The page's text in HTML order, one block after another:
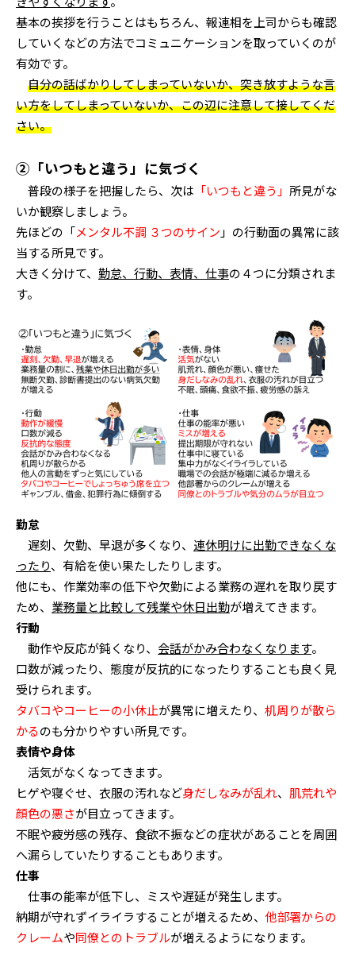
基本の挨拶を行うことはもちろん、報連相を上司からも確認
していくなどの方法でコミュニケーションを取っていくのが
有効です。
自分の話ばかりしてしまっていないか、突き放すような言
い方をしてしまっていないか、この辺に注意して接してくだ
さい。
②「いつもと違う」に気づく
普段の様子を把握したら、次は 「いつもと違う」 所見がな
いか観察しましょう。
先ほどの「メンタル不調 ３つのサイン 」の行動面の異常に該
当する所見です。
大きく分けて、 勤怠、行動、表情、仕事の４つに分類されま
す。
勤怠
遅刻、欠勤、早退が多くなり、 連休明けに出勤できなくな
ったり、有給を使い果たしたりします。
他にも、作業効率の低下や欠勤による業務の遅れを取り戻す
ため、 業務量と比較して残業や休日出勤が増えてきます。
行動
動作や反応が鈍くなり、 会話がかみ合わなくなります。
口数が減ったり、態度が反抗的になったりすることも良く見
受けられます。
タバコやコーヒーの小休止が異常に増えたり、 机周りが散ら
かるのも分かりやすい所見です。
表情や身体
活気がなくなってきます。
ヒゲや寝ぐせ、衣服の汚れなど身だしなみが乱れ、 肌荒れや
顔色の悪さが目立ってきます。
不眠や疲労感の残存、食欲不振などの症状があることを周囲
へ漏らしていたりすることもあります。
仕事
仕事の能率が低下し、ミスや遅延が発生します。
納期が守れずイライラすることが増えるため、 他部署からの
クレームや同僚とのトラブルが増えるようになります。